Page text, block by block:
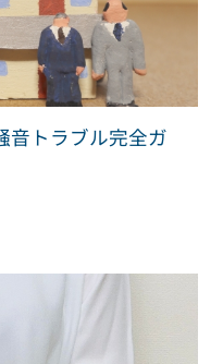
音トラブル完全ガ